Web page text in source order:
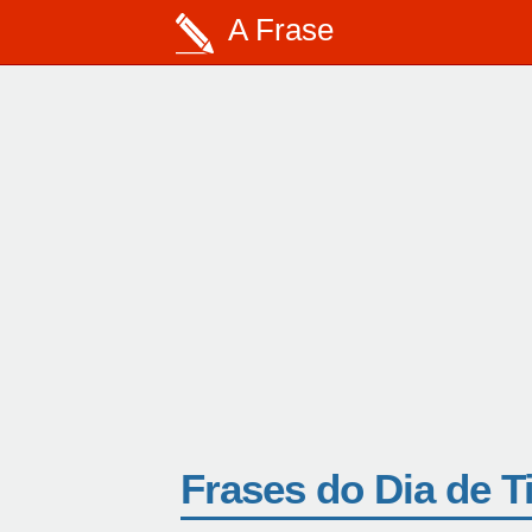
A Frase
Frases do Dia de